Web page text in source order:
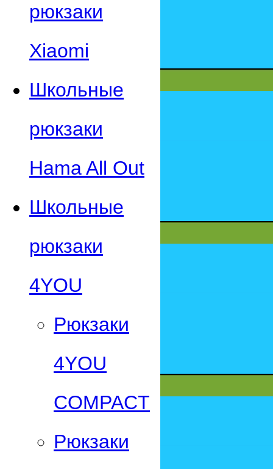
рюкзаки
Xiaomi
Школьные
рюкзаки
Hama All Out
Школьные
рюкзаки
4YOU
Рюкзаки
4YOU
СOMPACT
Рюкзаки